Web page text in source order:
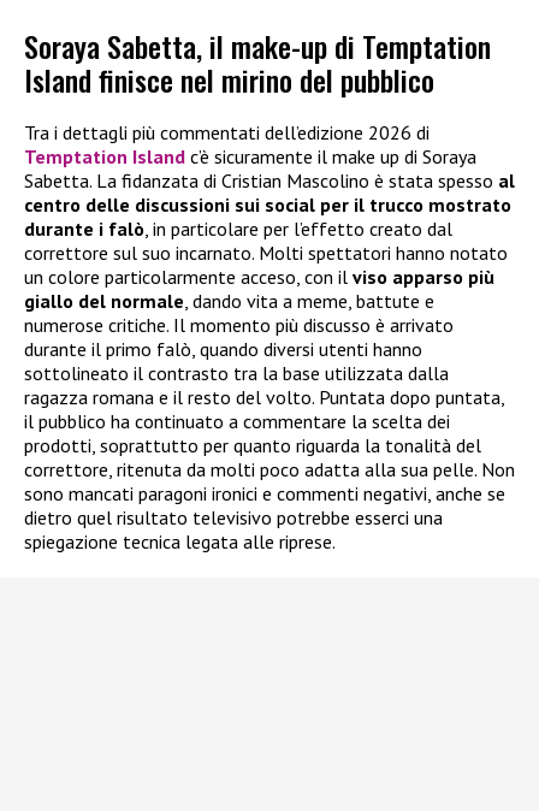
Soraya Sabetta, il make-up di Temptation
Island finisce nel mirino del pubblico
Tra i dettagli più commentati dell’edizione 2026 di
Temptation Island c’è sicuramente il make up di Soraya
Sabetta. La fidanzata di Cristian Mascolino è stata spesso al
centro delle discussioni sui social per il trucco mostrato
durante i falò, in particolare per l’effetto creato dal
correttore sul suo incarnato. Molti spettatori hanno notato
un colore particolarmente acceso, con il viso apparso più
giallo del normale, dando vita a meme, battute e
numerose critiche. Il momento più discusso è arrivato
durante il primo falò, quando diversi utenti hanno
sottolineato il contrasto tra la base utilizzata dalla
ragazza romana e il resto del volto. Puntata dopo puntata,
il pubblico ha continuato a commentare la scelta dei
prodotti, soprattutto per quanto riguarda la tonalità del
correttore, ritenuta da molti poco adatta alla sua pelle. Non
sono mancati paragoni ironici e commenti negativi, anche se
dietro quel risultato televisivo potrebbe esserci una
spiegazione tecnica legata alle riprese.